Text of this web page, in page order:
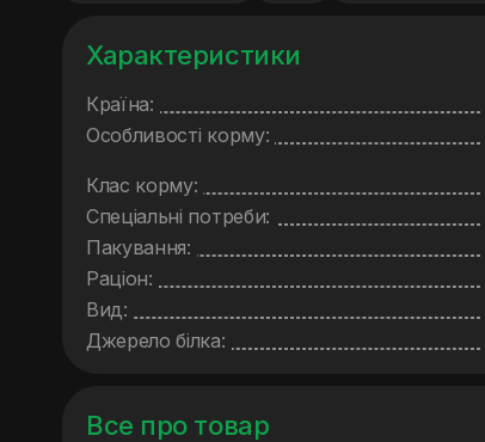
Характеристики
Країна:
Особливості корму:
Клас корму:
Спеціальні потреби:
Пакування:
Раціон:
Вид:
Джерело білка:
Все про товар